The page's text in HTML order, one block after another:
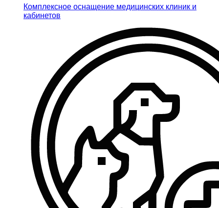
Комплексное оснащение медицинских клиник и
кабинетов